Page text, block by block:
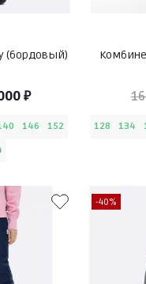
(бордовый)
₽
146
152
128 134
-40%